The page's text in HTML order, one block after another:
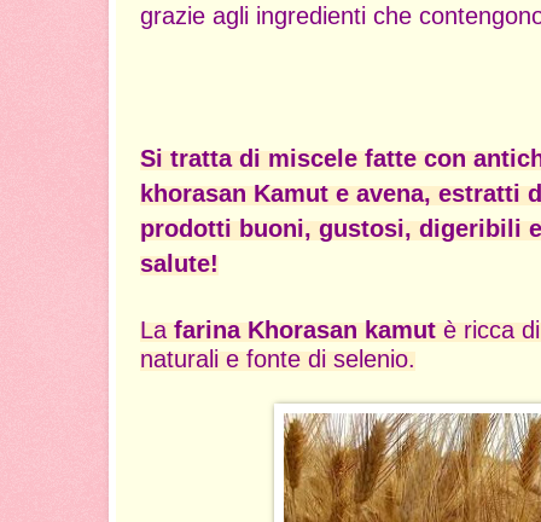
grazie agli ingredienti che
Si tratta di miscelefatte con
khorasan Kamut e avena, estratti
prodotti buoni, gustosi, digeribili
salute!
Lafarina Khorasan kamutè ricca di
naturali e fonte diselenio.